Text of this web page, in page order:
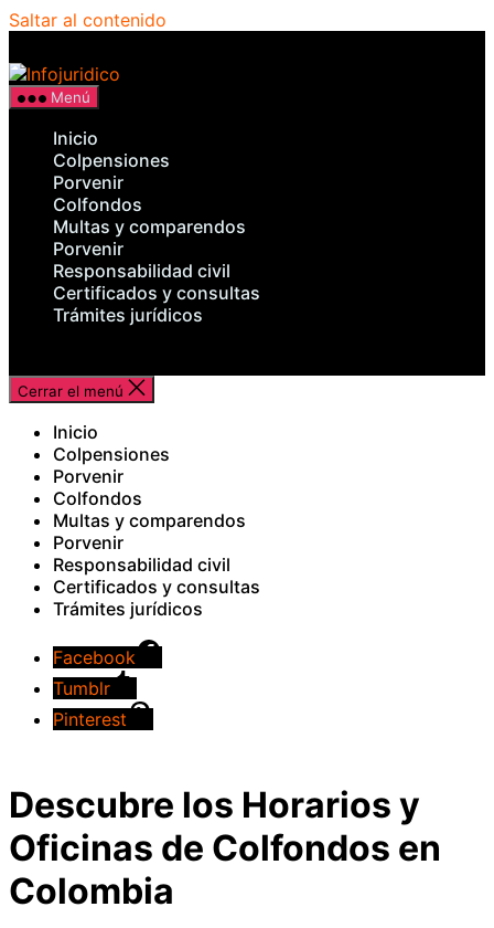
Saltar al contenido
Menú
Inicio
Colpensiones
Porvenir
Colfondos
Multas y comparendos
Porvenir
Responsabilidad civil
Certificados y consultas
Trámites jurídicos
Cerrar el menú
Inicio
Colpensiones
Porvenir
Colfondos
Multas y comparendos
Porvenir
Responsabilidad civil
Certificados y consultas
Trámites jurídicos
Facebook
Tumblr
Pinterest
Descubre los Horarios y
Oficinas de Colfondos en
Colombia